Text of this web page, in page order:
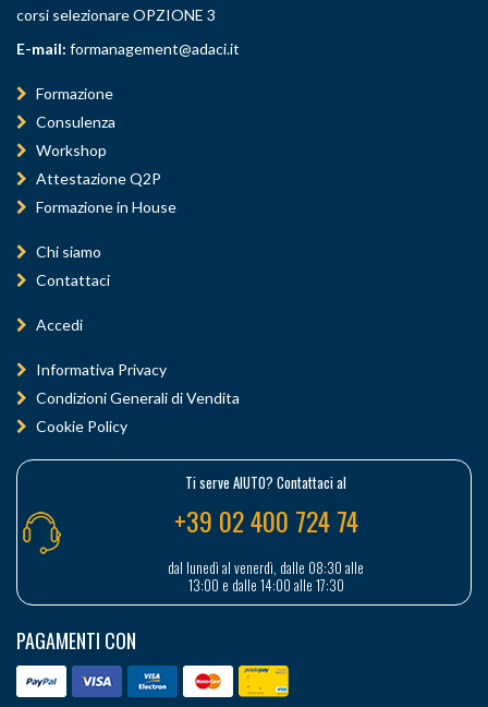
corsi selezionare OPZIONE 3
E-mail: formanagement@adaci.it
Formazione
Consulenza
Workshop
Attestazione Q2P
Formazione in House
Chi siamo
Contattaci
Accedi
Informativa Privacy
Condizioni Generali di Vendita
Cookie Policy
Ti serve AIUTO? Contattaci al
+39 02 400 724 74
dal lunedì al venerdì, dalle 08:30 alle
13:00 e dalle 14:00 alle 17:30
PAGAMENTI CON